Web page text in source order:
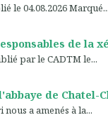
le 04.08.2026 Marqué...
de la
par le CADTM le...
de Chatel-
nous a amenés à la...